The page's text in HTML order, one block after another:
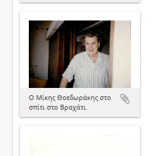
Ο Μίκης Θοεδωράκης στο
σπίτι στο Βραχάτι.